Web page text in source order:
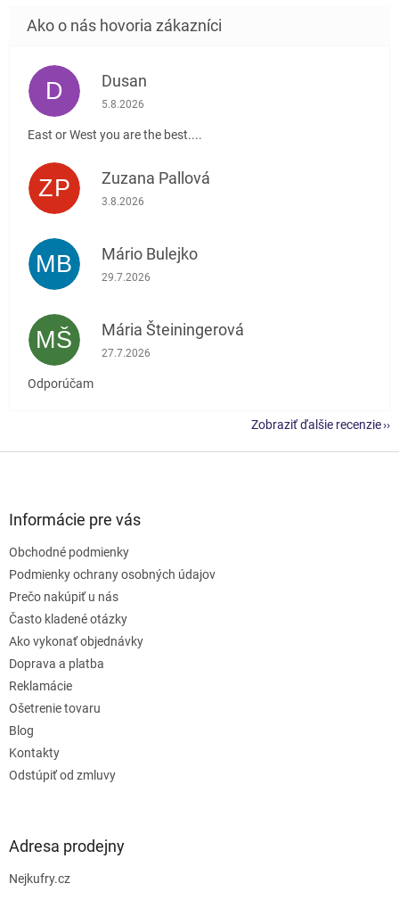
D Dusan
Hodnotenie obchodu je 5 z 5 hviezdičiek.
5.8.2026
East or West you are the best....
ZP Zuzana Pallová
Hodnotenie obchodu je 5 z 5 hviezdičiek.
3.8.2026
MB Mário Bulejko
Hodnotenie obchodu je 5 z 5 hviezdičiek.
29.7.2026
MŠ Mária Šteiningerová
Hodnotenie obchodu je 5 z 5 hviezdičiek.
27.7.2026
Odporúčam
Zobraziť ďalšie recenzie
Informácie pre vás
Obchodné podmienky
Podmienky ochrany osobných údajov
Prečo nakúpiť u nás
Často kladené otázky
Ako vykonať objednávky
Doprava a platba
Reklamácie
Ošetrenie tovaru
Blog
Kontakty
Odstúpiť od zmluvy
Adresa prodejny
Nejkufry.cz